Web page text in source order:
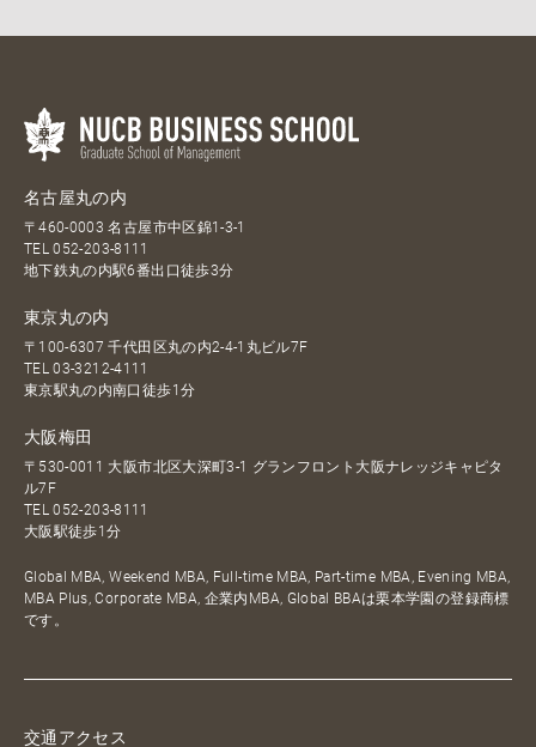
名古屋丸の内
〒460-0003 名古屋市中区錦1-3-1
TEL052-203-8111
地下鉄丸の内駅6番出口徒歩3分
東京丸の内
〒100-6307 千代田区丸の内2-4-1丸ビル7F
TEL03-3212-4111
東京駅丸の内南口徒歩1分
大阪梅田
〒530-0011 大阪市北区大深町3-1 グランフロント大阪ナレッジキャピタ
ル7F
TEL052-203-8111
大阪駅徒歩1分
Global MBA, Weekend MBA, Full-time MBA, Part-time MBA, Evening MBA,
MBA Plus, Corporate MBA, 企業内MBA, Global BBAは栗本学園の登録商標
です。
交通アクセス